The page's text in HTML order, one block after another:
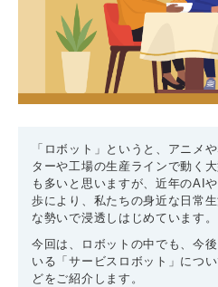
「ロボット」というと、アニメ
ターや工場の生産ラインで動く
も多いと思いますが、近年のAI
歩により、私たちの身近な日常
な勢いで浸透しはじめています。
今回は、ロボットの中でも、今
いる「サービスロボット」につ
どをご紹介します。